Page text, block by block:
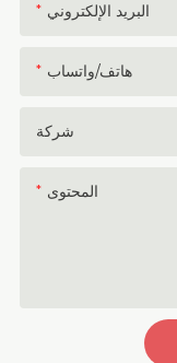
البريد الإلكتروني
هاتف/واتساب
شركة
المحتوى